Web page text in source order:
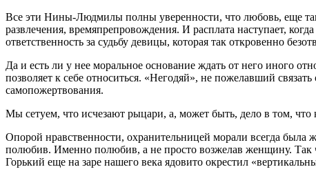
Все эти Нины-Людмилы полны уверенности, что любовь, еще
развлечения, времяпрепровождения. И расплата наступает,
ответственность за судьбу девицы, которая так откровенно
Да и есть ли у нее моральное основание ждать от него иного
позволяет к себе относиться. «Негодяй», не пожелавший
самопожертвования.
Мы сетуем, что исчезают рыцари, а, может быть, дело в том,
Опорой нравственности, охранительницей морали всегда
полюбив. Именно полюбив, а не просто возжелав женщину.
Горький еще на заре нашего века ядовито окрестил